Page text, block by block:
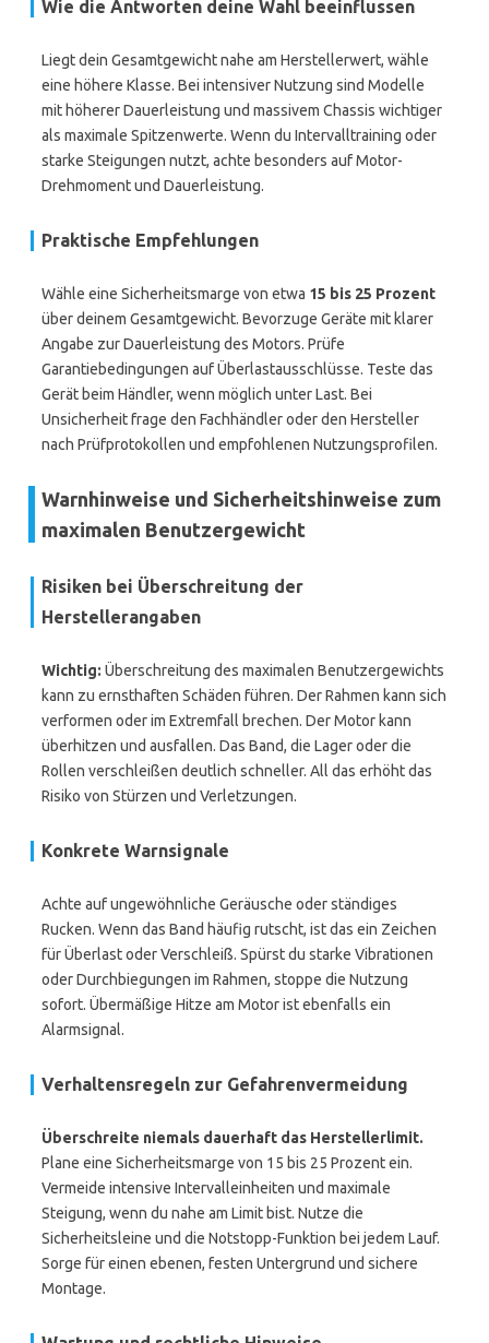
Wie die Antworten deine Wahl beeinflussen
Liegt dein Gesamtgewicht nahe am Herstellerwert, wähle
eine höhere Klasse. Bei intensiver Nutzung sind Modelle
mit höherer Dauerleistung und massivem Chassis wichtiger
als maximale Spitzenwerte. Wenn du Intervalltraining oder
starke Steigungen nutzt, achte besonders auf Motor-
Drehmoment und Dauerleistung.
Praktische Empfehlungen
Wähle eine Sicherheitsmarge von etwa 15 bis 25 Prozent
über deinem Gesamtgewicht. Bevorzuge Geräte mit klarer
Angabe zur Dauerleistung des Motors. Prüfe
Garantiebedingungen auf Überlastausschlüsse. Teste das
Gerät beim Händler, wenn möglich unter Last. Bei
Unsicherheit frage den Fachhändler oder den Hersteller
nach Prüfprotokollen und empfohlenen Nutzungsprofilen.
Warnhinweise und Sicherheitshinweise zum
maximalen Benutzergewicht
Risiken bei Überschreitung der
Herstellerangaben
Wichtig: Überschreitung des maximalen Benutzergewichts
kann zu ernsthaften Schäden führen. Der Rahmen kann sich
verformen oder im Extremfall brechen. Der Motor kann
überhitzen und ausfallen. Das Band, die Lager oder die
Rollen verschleißen deutlich schneller. All das erhöht das
Risiko von Stürzen und Verletzungen.
Konkrete Warnsignale
Achte auf ungewöhnliche Geräusche oder ständiges
Rucken. Wenn das Band häufig rutscht, ist das ein Zeichen
für Überlast oder Verschleiß. Spürst du starke Vibrationen
oder Durchbiegungen im Rahmen, stoppe die Nutzung
sofort. Übermäßige Hitze am Motor ist ebenfalls ein
Alarmsignal.
Verhaltensregeln zur Gefahrenvermeidung
Überschreite niemals dauerhaft das Herstellerlimit.
Plane eine Sicherheitsmarge von 15 bis 25 Prozent ein.
Vermeide intensive Intervalleinheiten und maximale
Steigung, wenn du nahe am Limit bist. Nutze die
Sicherheitsleine und die Notstopp-Funktion bei jedem Lauf.
Sorge für einen ebenen, festen Untergrund und sichere
Montage.